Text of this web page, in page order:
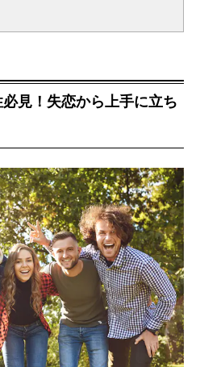
見！失恋から上手に立ち